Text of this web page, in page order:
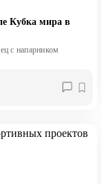
Кубка мира в
с напарником